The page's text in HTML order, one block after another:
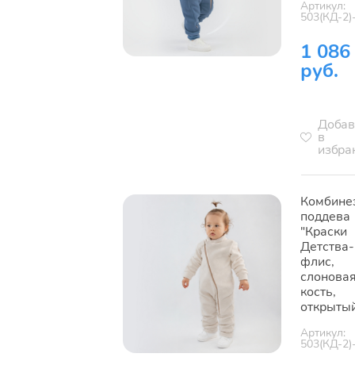
Артикул:
503(КД-
1 086
руб.
в
поддева
"Краски
флис,
кость,
Артикул:
503(КД-